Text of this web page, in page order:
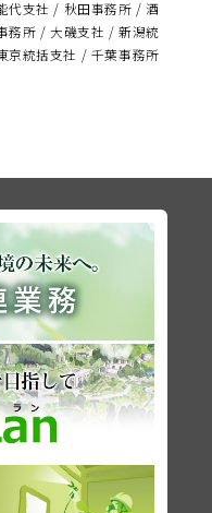
代支社 / 秋田事務所 / 酒
務所 / 大磯支社 / 新潟統
京統括支社 / 千葉事務所